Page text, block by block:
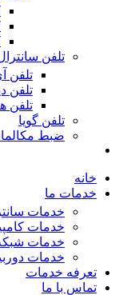
تلفن
تلفن
تلفن
تلفن
تلفن گویا
ضبط
خانه
خدمات ما
خدمات
خدمات
خدمات
خدمات
تعرفه خدمات
تماس با ما